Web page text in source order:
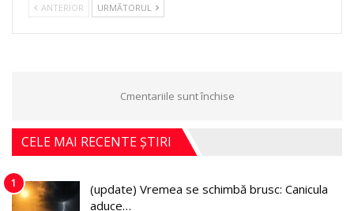
ANTERIOR URMĂTORUL
Cmentariile sunt închise
CELE MAI RECENTE ȘTIRI
1
(update) Vremea se schimbă brusc: Canicula
aduce…